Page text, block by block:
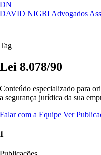
DN
DAVID NIGRI Advogados
Artigos, sentenças, áreas de
Tag
Lei 8.078/90
Conteúdo especializado para
a segurança jurídica da sua
Falar com a Equipe Ver
1